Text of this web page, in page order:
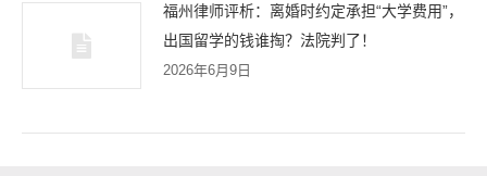
福州律师评析：离婚时约定承担“大学费用”，
出国留学的钱谁掏？法院判了！
2026年6月9日